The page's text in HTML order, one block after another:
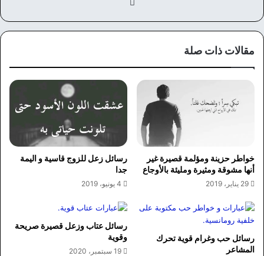
وك
مقالات ذات صلة
خواطر حزينة ومؤلمة قصيرة غير
أنها مشوقة ومثيرة ومليئة بالأوجاع
29 يناير، 2019
رسائل زعل للزوج قاسية و اليمة
جدا
4 يونيو، 2019
رسائل حب وغرام قوية تحرك
المشاعر
رسائل عتاب وزعل قصيرة صريحة
وقوية
19 سبتمبر، 2020